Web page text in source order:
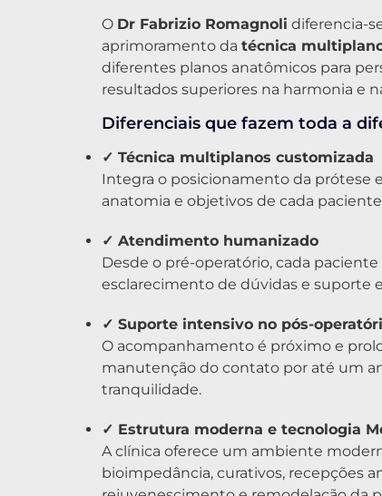
O Dr Fabrizio Romagnoli diferencia-
aprimoramento da técnica
diferentes planos anatômicos para
resultados superiores na harmonia e
Diferenciais que fazem toda a
✓ Técnica multiplanos customizada
Integra o posicionamento da prótese
anatomia e objetivos de cada
✓ Atendimento humanizado
Desde o pré-operatório, cada
esclarecimento de dúvidas e suporte
✓ Suporte intensivo no pós-
O acompanhamento é próximo e
manutenção do contato por até um
tranquilidade.
✓ Estrutura moderna e tecnologia
A clínica oferece um ambiente
bioimpedância, curativos, recepções